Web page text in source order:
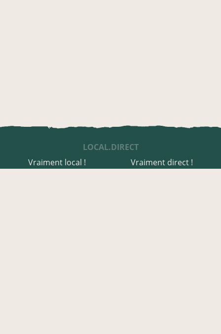
LOCAL.DIRECT
Vraiment local !
Vraiment direct !